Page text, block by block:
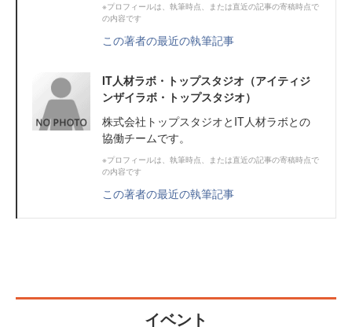
※プロフィールは、執筆時点、または直近の記事の寄稿時点で
の内容です
この著者の最近の執筆記事
IT人材ラボ・トップスタジオ（アイティジ
ンザイラボ・トップスタジオ）
株式会社トップスタジオとIT人材ラボとの
協働チームです。
※プロフィールは、執筆時点、または直近の記事の寄稿時点で
の内容です
この著者の最近の執筆記事
イベント